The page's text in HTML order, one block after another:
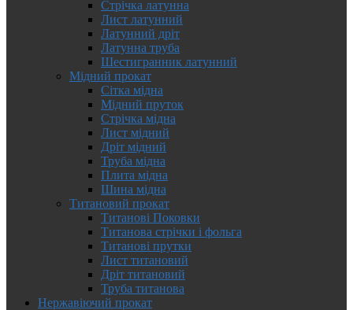
Стрічка латунна
Лист латунний
Латунний дріт
Латунна труба
Шестигранник латунний
Мідний прокат
Сітка мідна
Мідний пруток
Стрічка мідна
Лист мідний
Дріт мідний
Труба мідна
Плита мідна
Шина мідна
Титановий прокат
Титанові Поковки
Титанова стрічки і фольга
Титанові прутки
Лист титановий
Дріт титановий
Труба титанова
Нержавіючий прокат